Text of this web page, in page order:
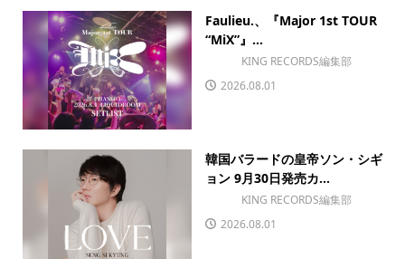
Faulieu.、『Major 1st TOUR
“MiX”』...
KING RECORDS編集部
2026.08.01
韓国バラードの皇帝ソン・シギ
ョン 9月30日発売カ...
KING RECORDS編集部
2026.08.01